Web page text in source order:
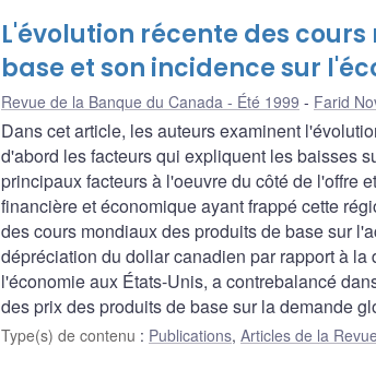
L'évolution récente des
base et son incidence sur
Revue de la Banque du Canada - Été 1999 Farid
Dans cet article, les auteurs examinent
d'abord les facteurs qui expliquent les baisses
principaux facteurs à l'oeuvre du côté de l'offre
financière et économique ayant frappé cette
des cours mondiaux des produits de base sur
dépréciation du dollar canadien par rapport à
l'économie aux États-Unis, a contrebalancé
des prix des produits de base sur la demande
Type(s) de contenu : Publications, Articles de la